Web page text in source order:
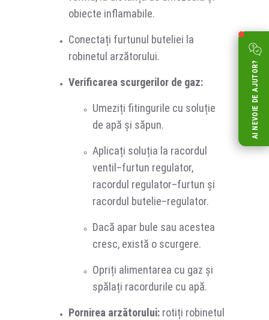
obiecte inflamabile.
Conectați furtunul buteliei la
robinetul arzătorului.
Verificarea scurgerilor de gaz:
Umeziți fitingurile cu soluție
de apă și săpun.
Aplicați soluția la racordul
ventil–furtun regulator,
racordul regulator–furtun și
racordul butelie–regulator.
Dacă apar bule sau acestea
cresc, există o scurgere.
Opriți alimentarea cu gaz și
spălați racordurile cu apă.
Pornirea arzătorului: rotiți robinetul
AI NEVOIE DE AJUTOR?